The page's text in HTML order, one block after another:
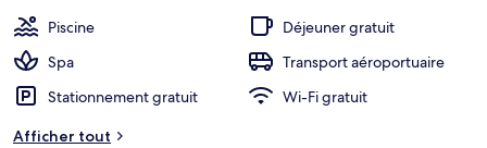
Piscine
Déjeuner gratuit
Spa
Transport aéroportuaire
Stationnement gratuit
Wi-Fi gratuit
Afficher tout